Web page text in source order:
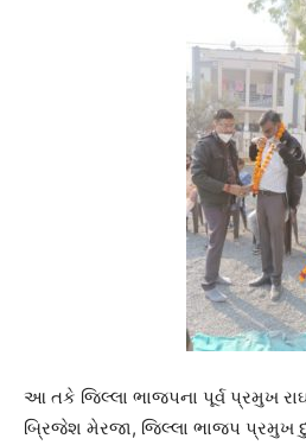
આ તકે જિલ્લા ભાજપના પૂર્વ પ્રમુખ
બ્રિજેશ મેરજા, જિલ્લા ભાજપ પ્રમુખ